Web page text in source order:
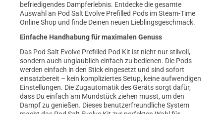
befriedigendes Dampferlebnis. Entdecke die gesamte
Auswahl an Pod Salt Evolve Prefilled Pods im Steam-Time
Online Shop und finde Deinen neuen Lieblingsgeschmack.
Einfache Handhabung für maximalen Genuss
Das Pod Salt Evolve Prefilled Pod Kit ist nicht nur stilvoll,
sondern auch unglaublich einfach zu bedienen. Die Pods
werden einfach in den Stick eingesetzt und sind sofort
einsatzbereit – kein kompliziertes Setup, keine aufwendigen
Einstellungen. Die Zugautomatik des Geräts sorgt dafür,
dass Du einfach am Mundstück ziehen musst, um den
Dampf zu genießen. Dieses benutzerfreundliche System